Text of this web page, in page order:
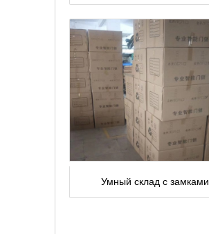
Умный склад с замками